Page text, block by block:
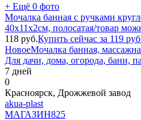
+ Ещё 0 фото
Мочалка банная с ручками
40x11x2см, полосатая/товар
118 руб.Купить сейчас за 119
НовоеМочалка банная,
Для дачи, дома, огорода, бани,
7 дней
0
Красноярск, Дрожжевой завод
akua-plast
МАГАЗИН825